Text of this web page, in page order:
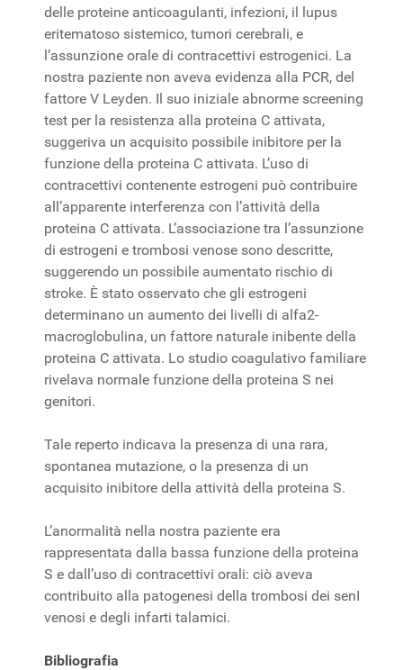
delle proteine anticoagulanti, infezioni, il lupus
eritematoso sistemico, tumori cerebrali, e
l’assunzione orale di contracettivi estrogenici. La
nostra paziente non aveva evidenza alla PCR, del
fattore V Leyden. Il suo iniziale abnorme screening
test per la resistenza alla proteina C attivata,
suggeriva un acquisito possibile inibitore per la
funzione della proteina C attivata. L’uso di
contracettivi contenente estrogeni può contribuire
all’apparente interferenza con l’attività della
proteina C attivata. L’associazione tra l’assunzione
di estrogeni e trombosi venose sono descritte,
suggerendo un possibile aumentato rischio di
stroke. È stato osservato che gli estrogeni
determinano un aumento dei livelli di alfa2-
macroglobulina, un fattore naturale inibente della
proteina C attivata. Lo studio coagulativo familiare
rivelava normale funzione della proteina S nei
genitori.
Tale reperto indicava la presenza di una rara,
spontanea mutazione, o la presenza di un
acquisito inibitore della attività della proteina S.
L’anormalità nella nostra paziente era
rappresentata dalla bassa funzione della proteina
S e dall’uso di contracettivi orali: ciò aveva
contribuito alla patogenesi della trombosi dei senI
venosi e degli infarti talamici.
Bibliografia